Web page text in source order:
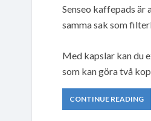
Senseo kaffepads är
samma sak som
Med kapslar kan du
som kan göra två
CONTINUE READING